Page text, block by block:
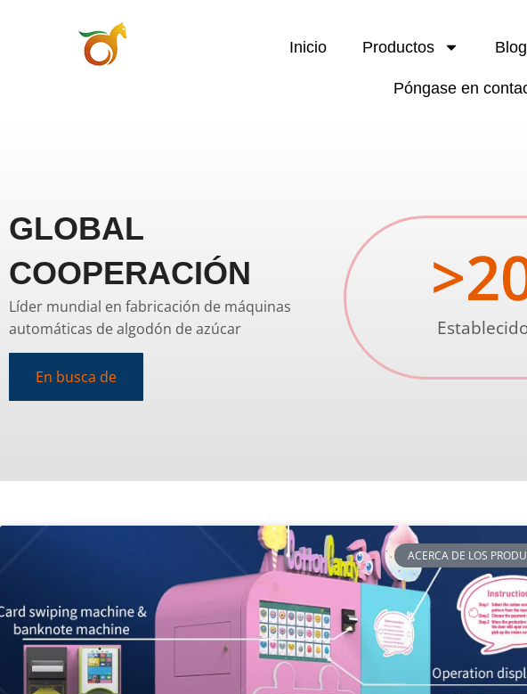
Inicio Productos Blog
Póngase en
GLOBAL
COOPERACIÓN
Líder mundial en fabricación de máquinas
automáticas de algodón de azúcar
En busca de
>
ACERCA DE LOS